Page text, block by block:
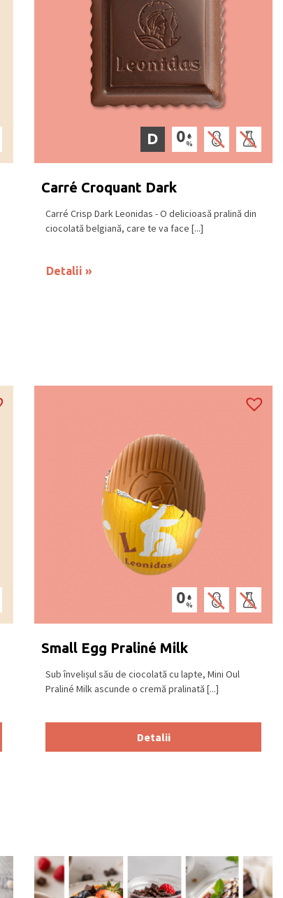
D
Carré Croquant Dark
Carré Crisp Dark Leonidas - O delicioasă pralină din
ciocolată belgiană, care te va face [...]
Detalii
Small Egg Praliné Milk
Sub învelișul său de ciocolată cu lapte, Mini Oul
Praliné Milk ascunde o cremă pralinată [...]
Detalii